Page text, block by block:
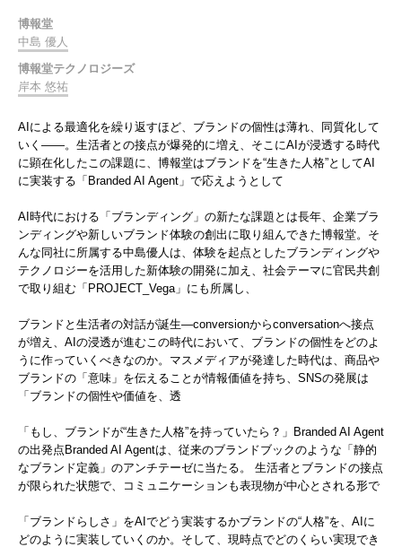
博報堂
中島 優人
博報堂テクノロジーズ
岸本 悠祐
AIによる最適化を繰り返すほど、ブランドの個性は薄れ、同質化して
いく——。生活者との接点が爆発的に増え、そこにAIが浸透する時代
に顕在化したこの課題に、博報堂はブランドを“生きた人格”としてAI
に実装する「Branded AI Agent」で応えようとして
AI時代における「ブランディング」の新たな課題とは長年、企業ブラ
ンディングや新しいブランド体験の創出に取り組んできた博報堂。そ
んな同社に所属する中島優人は、体験を起点としたブランディングや
テクノロジーを活用した新体験の開発に加え、社会テーマに官民共創
で取り組む「PROJECT_Vega」にも所属し、
ブランドと生活者の対話が誕生―conversionからconversationへ接点
が増え、AIの浸透が進むこの時代において、ブランドの個性をどのよ
うに作っていくべきなのか。マスメディアが発達した時代は、商品や
ブランドの「意味」を伝えることが情報価値を持ち、SNSの発展は
「ブランドの個性や価値を、透
「もし、ブランドが“生きた人格”を持っていたら？」Branded AI Agent
の出発点Branded AI Agentは、従来のブランドブックのような「静的
なブランド定義」のアンチテーゼに当たる。 生活者とブランドの接点
が限られた状態で、コミュニケーションも表現物が中心とされる形で
「ブランドらしさ」をAIでどう実装するかブランドの“人格”を、AIに
どのように実装していくのか。そして、現時点でどのくらい実現でき